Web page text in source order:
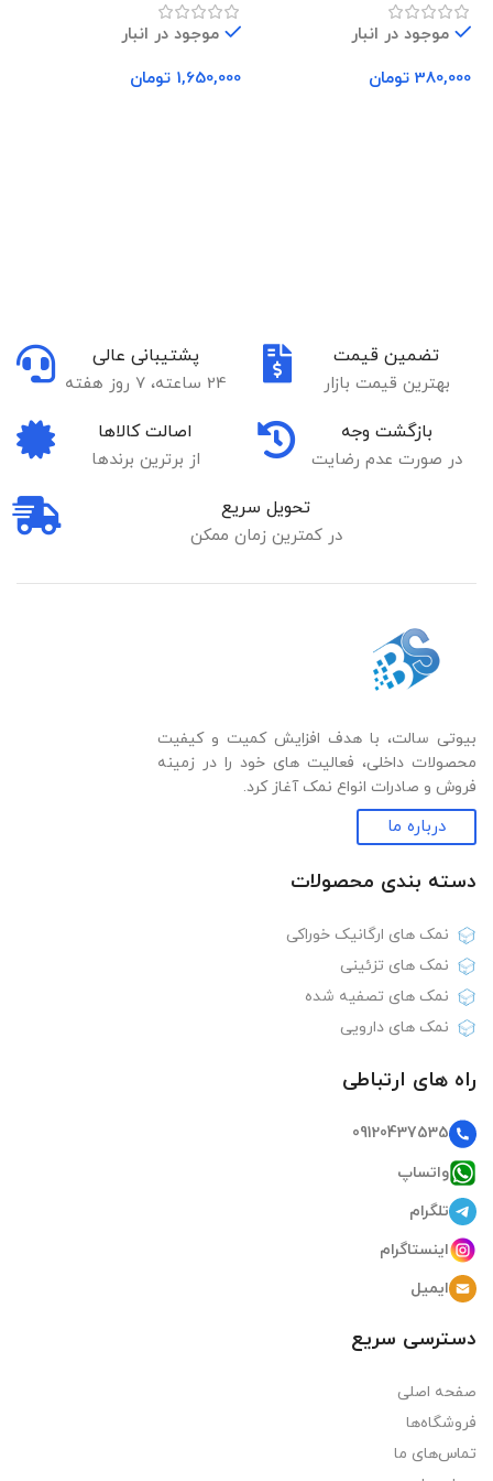
موجود در انبار
380,000 تومان
موجود در انبار
1,650,000 تومان
تضمین قیمت
بهترین قیمت بازار
پشتیبانی عالی
24 ساعته، 7 روز هفته
بازگشت وجه
در صورت عدم رضایت
اصالت کالاها
از برترین برندها
تحویل سریع
در کمترین زمان ممکن
بیوتی سالت، با هدف افزایش کمیت و کیفیت
محصولات داخلی، فعالیت های خود را در زمینه
فروش و صادرات انواع نمک آغاز کرد.
درباره ما
دسته بندی‌ محصولات
نمک های ارگانیک خوراکی
نمک های تزئینی
نمک های تصفیه شده
نمک های دارویی
راه های ارتباطی
09120437535
واتساپ
تلگرام
اینستاگرام
ایمیل
دسترسی سریع
صفحه اصلی
فروشگاه‌ها
تماس‌های ما